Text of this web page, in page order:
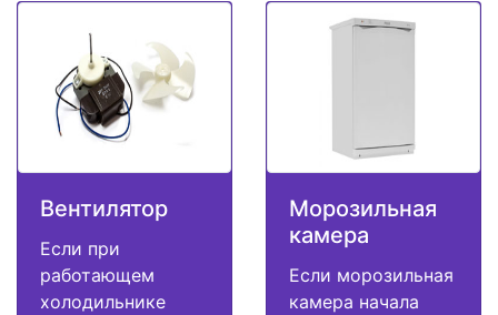
Вентилятор
Если при
работающем
холодильнике
Морозильная
камера
Если морозильная
камера начала